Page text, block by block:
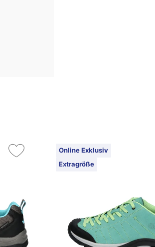
Online Exklusiv
Extragröße